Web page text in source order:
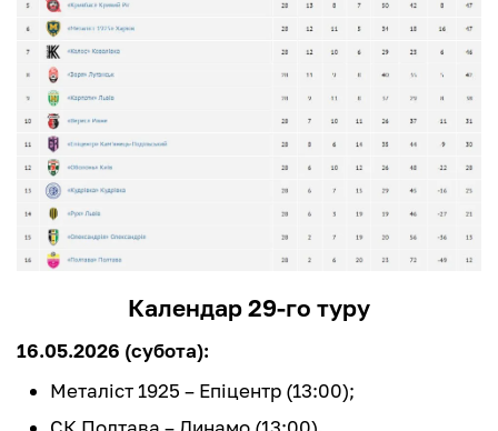
Календар 29-го туру
16.05.2026 (субота):
Металіст 1925 – Епіцентр (13:00);